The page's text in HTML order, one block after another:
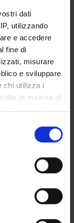
dati
utilizzando
e accedere
fine di
misurare
e sviluppare
chi utilizza i
in materia di
digitale
in qualsiasi
o facendo clic
posizione
di qualche